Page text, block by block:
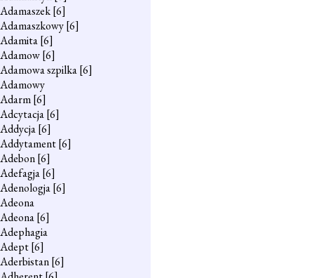
Adamaszek[6]
Adamaszkowy[6]
Adamita[6]
Adamow[6]
Adamowa szpilka[6]
Adamowy
Adarm[6]
Adcytacja[6]
Addycja[6]
Addytament[6]
Adebon[6]
Adefagja[6]
Adenologja[6]
Adeona
Adeona[6]
Adephagia
Adept[6]
Aderbistan[6]